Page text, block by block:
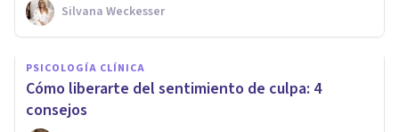
Silvana Weckesser
PSICOLOGÍA CLÍNICA
Cómo liberarte del sentimiento de culpa: 4
consejos
¿Cómo superar la apatía? 6
consejos prácticos